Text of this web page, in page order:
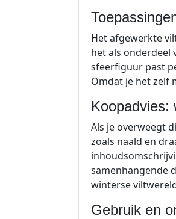
Het afgewerkte
het als onderdeel
sfeerfiguur past
Omdat je het zelf
Koopadvies:
Als je overweegt
zoals naald en
samenhangende
winterse
Gebruik en